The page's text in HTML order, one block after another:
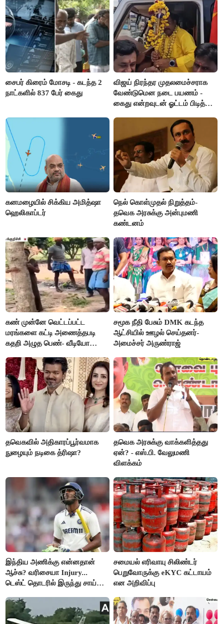
சைபர் கிரைம் மோசடி - கடந்த 2
நாட்களில் 837 பேர் கைது
விஜய் நிரந்தர முதலமைச்சராக
வேண்டுமென நடை பயணம் -
கைது என்றவுடன் ஓட்டம் பிடித்த
கனமழையில் சிக்கிய அமித்ஷா
ஹெலிகாப்டர்
நெல் கொள்முதல் நிறுத்தம்-
தவெக அரசுக்கு அன்புமணி
கண்டனம்
கண் முன்னே வெட்டப்பட்ட
மரங்களை கட்டி அணைத்தபடி
கதறி அழுத பெண்- வீடியோ
சமூக நீதி பேசும் DMK கடந்த
ஆட்சியில் ஊழல் செய்தனர்-
அமைச்சர் அருண்ராஜ்
தவெகவில் அதிகாரப்பூர்வமாக
நுழையும் நடிகை த்ரிஷா?
தவெக அரசுக்கு வாக்களித்தது
ஏன்? - எஸ்.பி. வேலுமணி
விளக்கம்
இந்திய அணிக்கு என்னதான்
ஆச்சு? வரிசையா Injury...
டெஸ்ட் தொடரில் இருந்து சாய்
சமையல் எரிவாயு சிலிண்டர்
பெறுவோருக்கு eKYC கட்டாயம்
என அறிவிப்பு